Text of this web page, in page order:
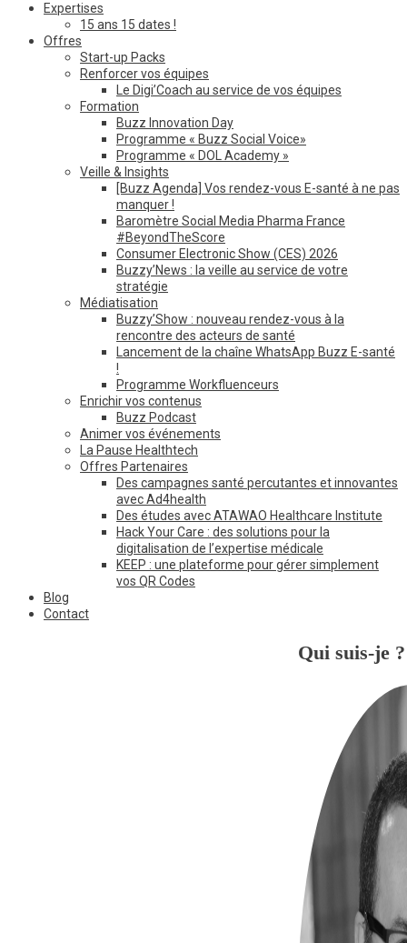
Expertises
15 ans 15 dates !
Offres
Start-up Packs
Renforcer vos équipes
Le Digi’Coach au service de vos équipes
Formation
Buzz Innovation Day
Programme « Buzz Social Voice»
Programme « DOL Academy »
Veille & Insights
[Buzz Agenda] Vos rendez-vous E-santé à ne pas
manquer !
Baromètre Social Media Pharma France
#BeyondTheScore
Consumer Electronic Show (CES) 2026
Buzzy’News : la veille au service de votre
stratégie
Médiatisation
Buzzy’Show : nouveau rendez-vous à la
rencontre des acteurs de santé
Lancement de la chaîne WhatsApp Buzz E-santé
!
Programme Workfluenceurs
Enrichir vos contenus
Buzz Podcast
Animer vos événements
La Pause Healthtech
Offres Partenaires
Des campagnes santé percutantes et innovantes
avec Ad4health
Des études avec ATAWAO Healthcare Institute
Hack Your Care : des solutions pour la
digitalisation de l’expertise médicale
KEEP : une plateforme pour gérer simplement
vos QR Codes
Blog
Contact
Qui suis-je ?